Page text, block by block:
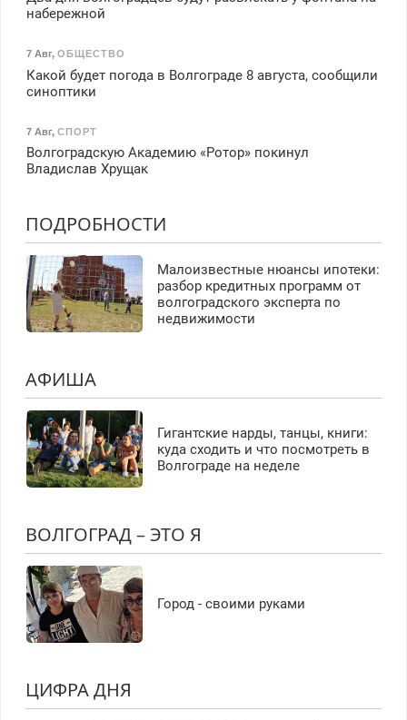
набережной
7 Авг, ОБЩЕСТВО
Какой будет погода в Волгограде 8 августа, сообщили
синоптики
7 Авг, СПОРТ
Волгоградскую Академию «Ротор» покинул
Владислав Хрущак
ПОДРОБНОСТИ
Малоизвестные нюансы ипотеки:
разбор кредитных программ от
волгоградского эксперта по
недвижимости
АФИША
Гигантские нарды, танцы, книги:
куда сходить и что посмотреть в
Волгограде на неделе
ВОЛГОГРАД – ЭТО Я
Город - своими руками
ЦИФРА ДНЯ